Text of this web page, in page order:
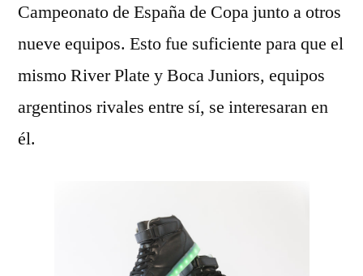
Campeonato de España de Copa junto a otros
nueve equipos. Esto fue suficiente para que el
mismo River Plate y Boca Juniors, equipos
argentinos rivales entre sí, se interesaran en
él.